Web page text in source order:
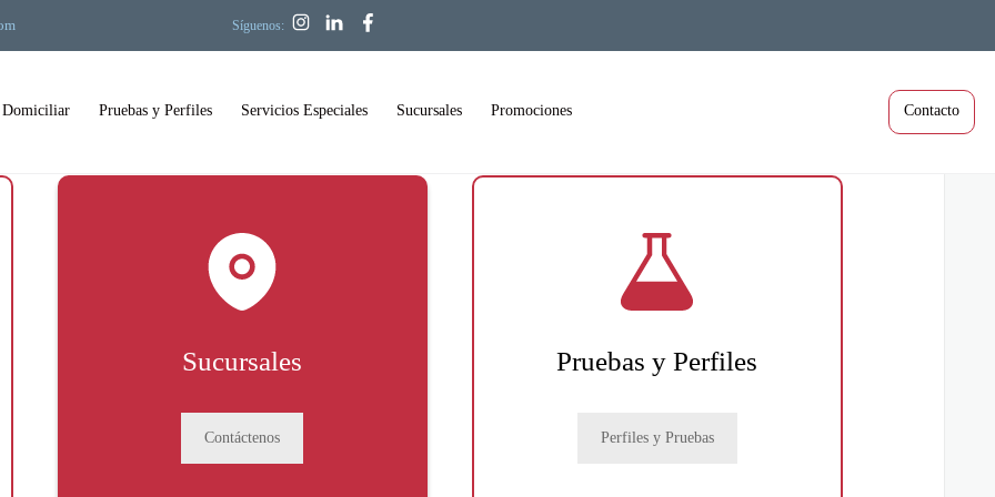
Síguenos:
Domiciliar Pruebas y Perfiles Servicios Especiales Sucursales Promociones Contacto
Sucursales
Contáctenos
Pruebas y Perfiles
Perfiles y Pruebas